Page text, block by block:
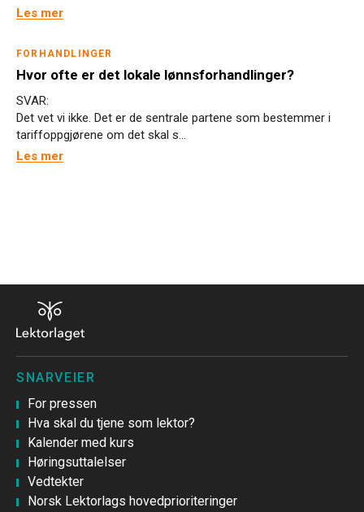
Les mer
FORHANDLINGER
Hvor ofte er det lokale lønnsforhandlinger?
SVAR:
Det vet vi ikke. Det er de sentrale partene som bestemmer i
tariffoppgjørene om det skal s...
Les mer
SNARVEIER
For pressen
Hva skal du tjene som lektor?
Kalender med kurs
Høringsuttalelser
Vedtekter
Norsk Lektorlags hovedprioriteringer